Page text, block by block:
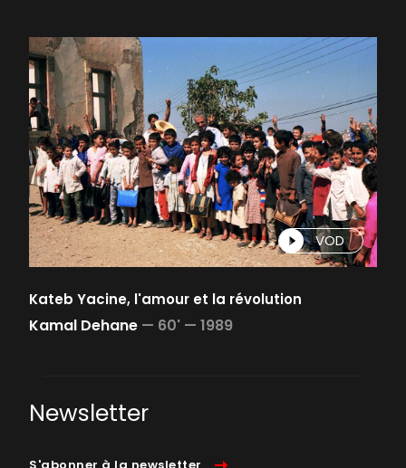
VOD
Kateb Yacine, l'amour et la révolution
Kamal Dehane — 60' — 1989
Newsletter